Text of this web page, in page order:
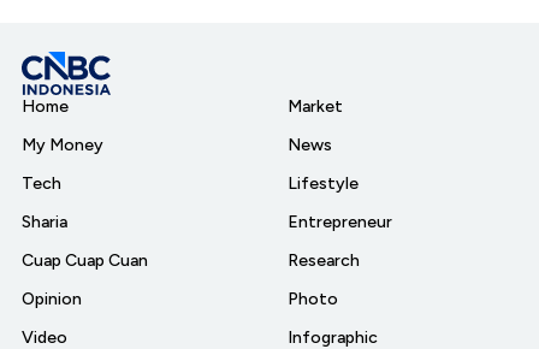
Home
My Money
Tech
Sharia
Cuap Cuap Cuan
Opinion
Video
Market
News
Lifestyle
Entrepreneur
Research
Photo
Infographic